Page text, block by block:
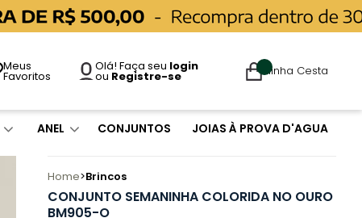
Meus
Favoritos
Olá! Faça seu login
ou Registre-se Minha Cesta
ANEL CONJUNTOS JOIAS À PROVA D'AGUA
Home Brincos
CONJUNTO SEMANINHA COLORIDA NO OURO
BM905-O